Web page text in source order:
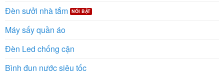
Đèn sưởi nhà tắm
Máy sấy quần áo
Đèn Led chống cận
Bình đun nước siêu tốc